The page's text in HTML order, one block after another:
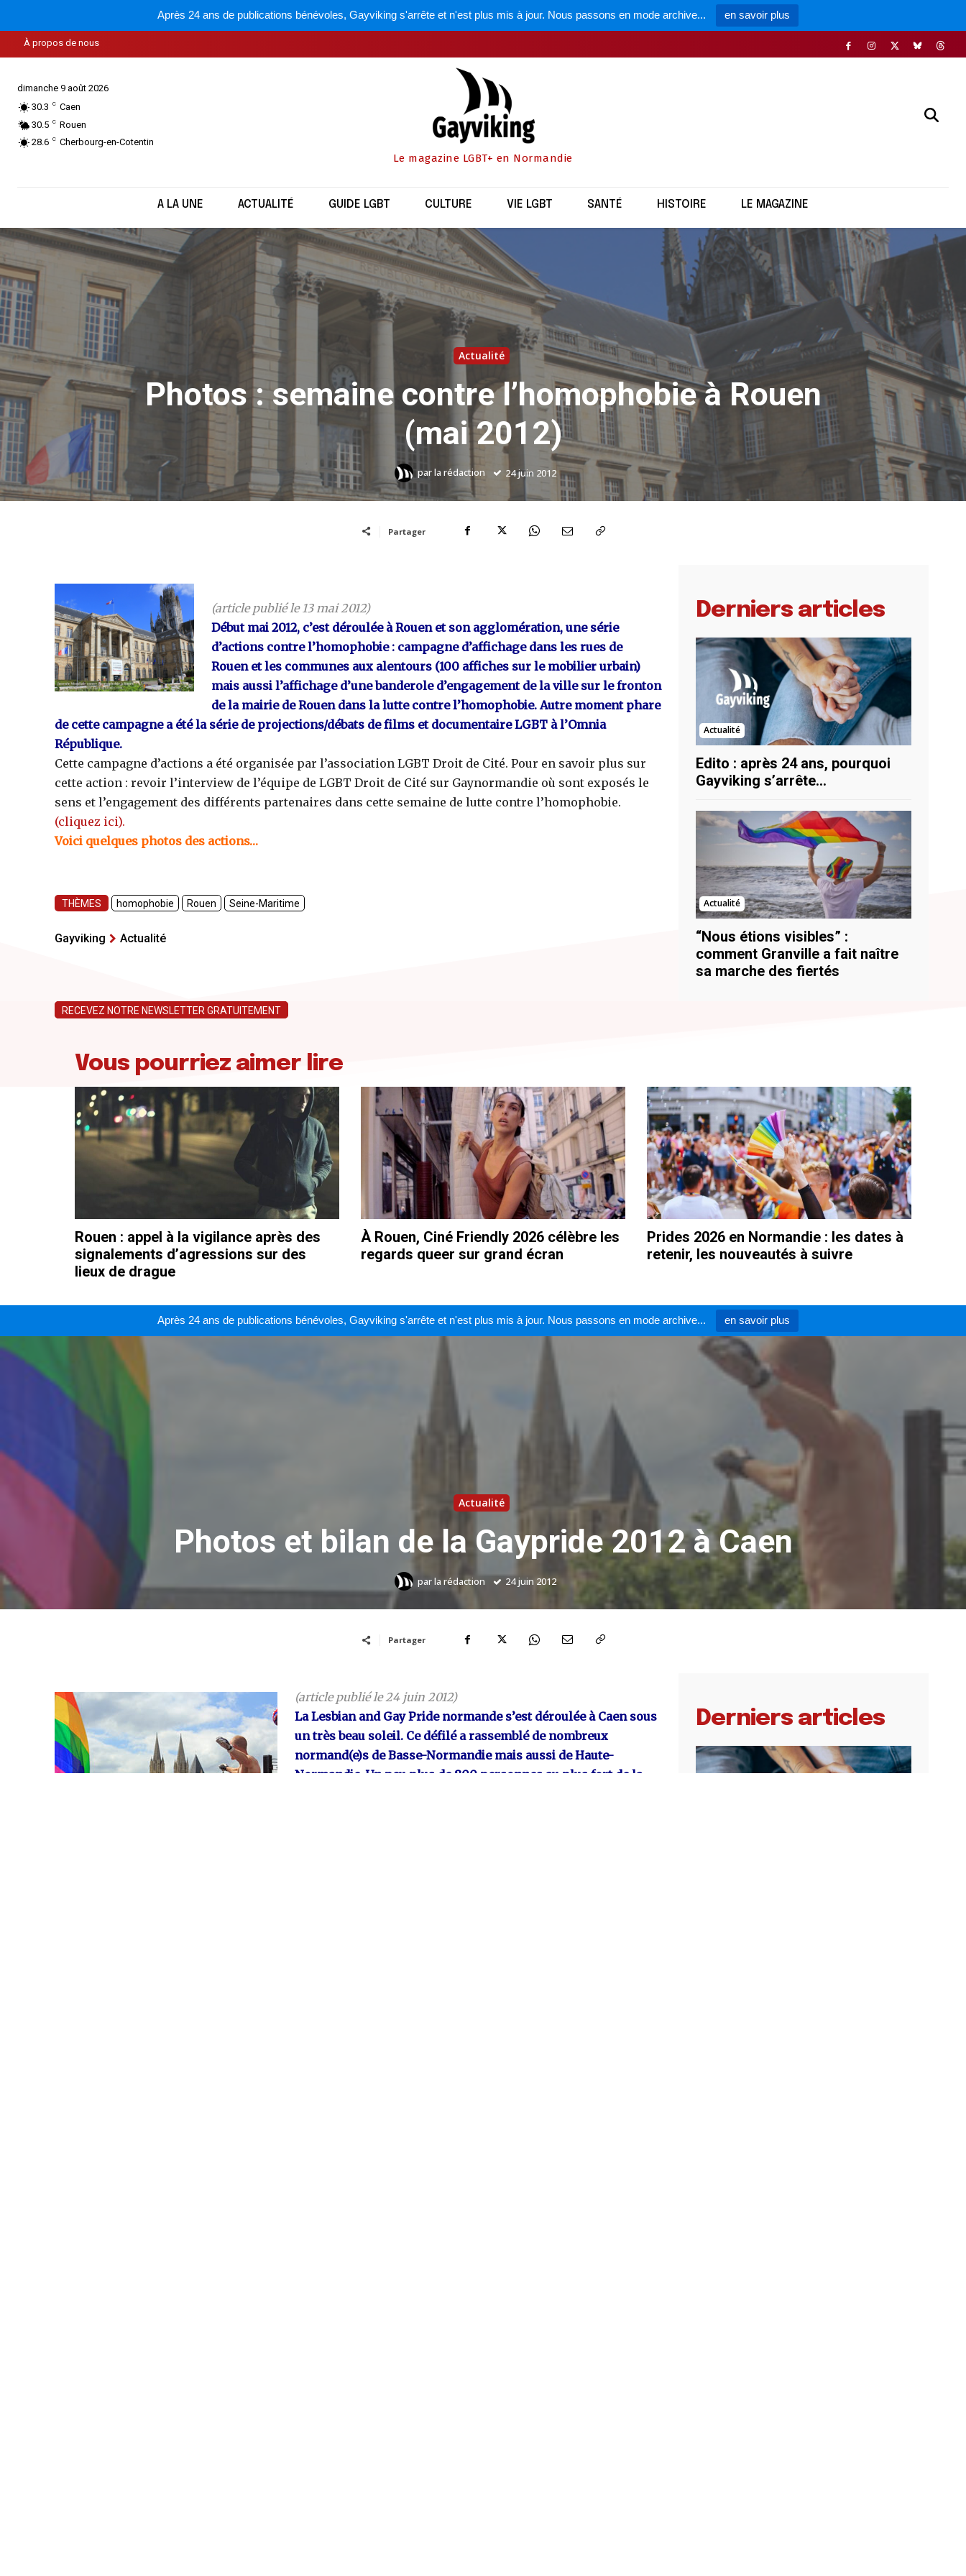
Après 24 ans de publications bénévoles, Gayviking s'arrête et n'est plus mis à jour. Nous passons en mode archive... en savoir plus
À propos de nous
dimanche 9 août 2026
30.3
C Caen
30.5 C Rouen
28.6 C Cherbourg-en-Cotentin
Le magazine LGBT+ en Normandie
A LA UNE ACTUALITÉ GUIDE LGBT CULTURE VIE LGBT SANTÉ HISTOIRE LE MAGAZINE
Actualité
Photos : semaine contre l’homophobie à Rouen
(mai 2012)
parla rédaction 24 juin 2012
Partager
(article publié le 13 mai 2012)
Début mai 2012, c’est déroulée à Rouen et son agglomération, une série
d’actions contre l’homophobie : campagne d’affichage dans les rues de
Rouen et les communes aux alentours (100 affiches sur le mobilier urbain)
mais aussi l’affichage d’une banderole d’engagement de la ville sur le fronton
de la mairie de Rouen dans la lutte contre l’homophobie. Autre moment phare
de cette campagne a été la série de projections/débats de films et documentaire LGBT à l’Omnia
République.
Cette campagne d’actions a été organisée par l’association LGBT Droit de Cité. Pour en savoir plus sur
cette action : revoir l’interview de l’équipe de LGBT Droit de Cité sur Gaynormandie où sont exposés le
sens et l’engagement des différents partenaires dans cette semaine de lutte contre l’homophobie.
(cliquez ici).
Voici quelques photos des actions…
THÈMES homophobie Rouen Seine-Maritime
Gayviking Actualité
Derniers articles
Actualité
Edito : après 24 ans, pourquoi
Gayviking s’arrête…
Actualité
“Nous étions visibles” :
comment Granville a fait naître
sa marche des fiertés
RECEVEZ NOTRE NEWSLETTER GRATUITEMENT
Vous pourriez aimer lire
Rouen : appel à la vigilance après des
signalements d’agressions sur des
lieux de drague
À Rouen, Ciné Friendly 2026 célèbre les
regards queer sur grand écran
Prides 2026 en Normandie : les dates à
retenir, les nouveautés à suivre